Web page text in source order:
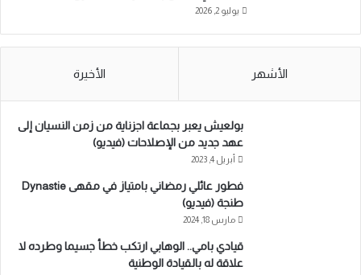
يوليو 2, 2026
الأشهر الأخيرة
بولعيش يعبر بجماعة اجزناية من زمن النسيان إلى
عهد جديد من الإصلاحات (فيديو)
أبريل 4, 2023
فطور عائلي رمضاني بامتياز في مقهى Dynastie
طنجة (فيديو)
مارس 18, 2024
قيادي بامي.. الوهابي ارتكب خطأ جسيما وطرده لا
علاقة له بالقيادة الوطنية